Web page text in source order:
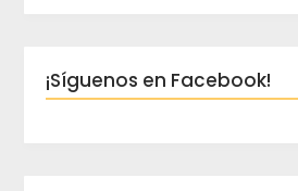
¡Síguenos en Facebook!